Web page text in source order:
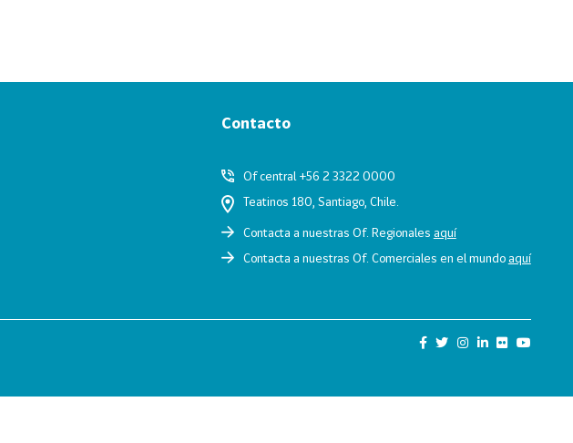
Contacto
Of central +56 2 3322 0000
Teatinos 180, Santiago, Chile.
Contacta a nuestras Of. Regionales aquí
Contacta a nuestras Of. Comerciales en el mundoaquí